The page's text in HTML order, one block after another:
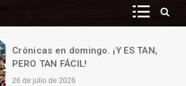
Crónicas en domingo. ¡Y ES TAN,
PERO TAN FÁCIL!
26 de julio de 2026